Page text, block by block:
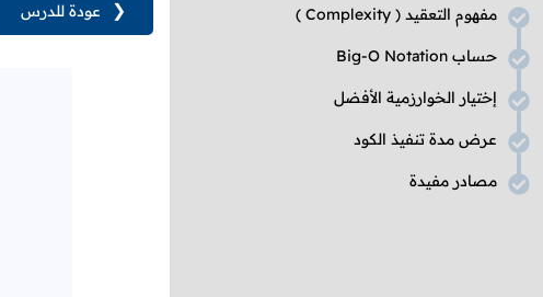
مفهوم التعقيد ( Complexity
)
حساب Big-O Notation
إختيار الخوارزمية الأفضل
عرض مدة تنفيذ الكود
مصادر مفيدة
❮ عودة للدرس